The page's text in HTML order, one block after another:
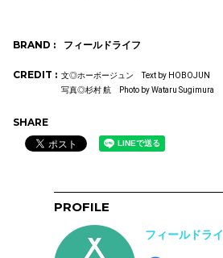
BRAND : フィールドライフ
CREDIT : 文◎ホーボージュン Text by HOBOJUN
写真◎杉村 航 Photo by Wataru Sugimura
SHARE
PROFILE
フィールドラ